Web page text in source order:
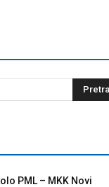
PML – MKK Novi